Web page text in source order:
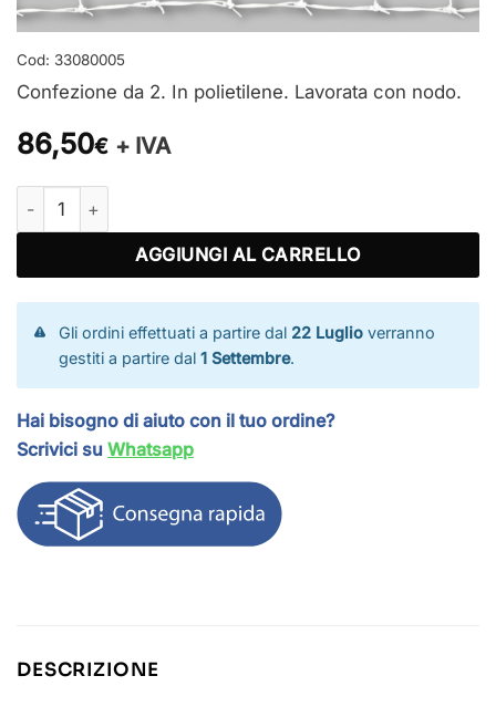
Cod: 33080005
Confezione da 2. In polietilene. Lavorata con nodo.
86,50€ + IVA
Rete per porte calcetto quantità
AGGIUNGI AL CARRELLO
Gli ordini effettuati a partire dal 22 Luglio verranno
gestiti a partire dal1 Settembre.
Hai bisogno di aiuto con il tuo ordine?
Scrivici su Whatsapp
DESCRIZIONE